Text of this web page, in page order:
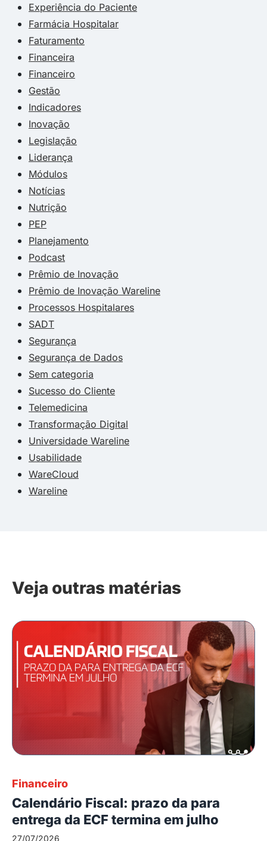
Experiência do Paciente
Farmácia Hospitalar
Faturamento
Financeira
Financeiro
Gestão
Indicadores
Inovação
Legislação
Liderança
Módulos
Notícias
Nutrição
PEP
Planejamento
Podcast
Prêmio de Inovação
Prêmio de Inovação Wareline
Processos Hospitalares
SADT
Segurança
Segurança de Dados
Sem categoria
Sucesso do Cliente
Telemedicina
Transformação Digital
Universidade Wareline
Usabilidade
WareCloud
Wareline
Veja outras matérias
Financeiro
Calendário Fiscal: prazo da para
entrega da ECF termina em julho
27/07/2026